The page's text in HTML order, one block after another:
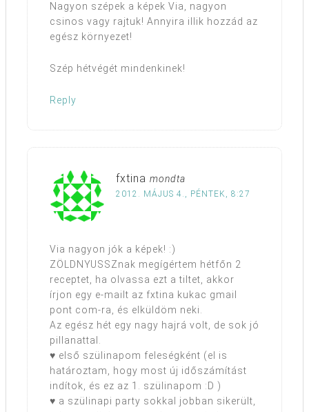
Nagyon szépek a képek Via, nagyon
csinos vagy rajtuk! Annyira illik hozzád az
egész környezet!
Szép hétvégét mindenkinek!
Reply
fxtina mondta
2012. MÁJUS 4., PÉNTEK, 8:27
Via nagyon jók a képek! :)
ZÖLDNYUSSZnak megígértem hétfőn 2
receptet, ha olvassa ezt a tiltet, akkor
írjon egy e-mailt az fxtina kukac gmail
pont com-ra, és elküldöm neki.
Az egész hét egy nagy hajrá volt, de sok jó
pillanattal.
♥ első szülinapom feleségként (el is
határoztam, hogy most új időszámítást
indítok, és ez az 1. szülinapom :D )
♥ a szülinapi party sokkal jobban sikerült,